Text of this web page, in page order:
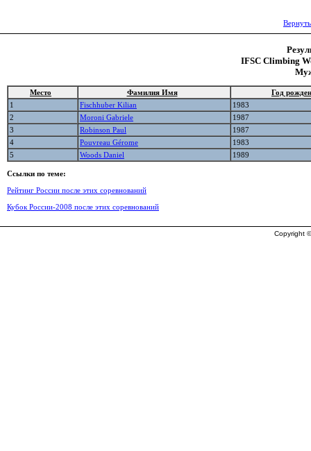
IFSC Climbing
Место Фамилия Имя
Год
1
Fischhuber Kilian
1983
2
Moroni Gabriele
1987
3
Robinson Paul
1987
4
Pouvreau Gérome
1983
5
Woods Daniel 1989
Ссылки по теме:
Рейтинг России после этих соревнований
Кубок России-2008 после этих соревнований
Copyright